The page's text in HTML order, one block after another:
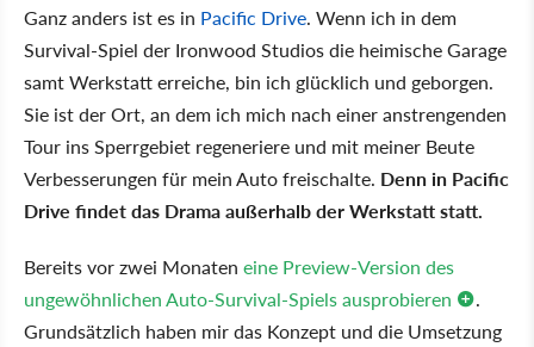
Ganz anders ist es in Pacific Drive. Wenn ich in dem
Survival-Spiel der Ironwood Studios die heimische Garage
samt Werkstatt erreiche, bin ich glücklich und geborgen.
Sie ist der Ort, an dem ich mich nach einer anstrengenden
Tour ins Sperrgebiet regeneriere und mit meiner Beute
Verbesserungen für mein Auto freischalte. Denn in Pacific
Drive findet das Drama außerhalb der Werkstatt statt.
Bereits vor zwei Monaten eine Preview-Version des
ungewöhnlichen Auto-Survival-Spiels ausprobieren
.
Grundsätzlich haben mir das Konzept und die Umsetzung